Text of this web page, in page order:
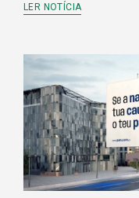
LER NOTÍCIA